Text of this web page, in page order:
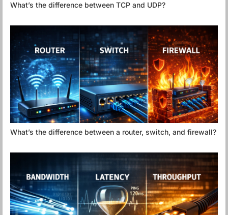
What’s the difference between TCP and UDP?
What’s the difference between a router, switch, and firewall?